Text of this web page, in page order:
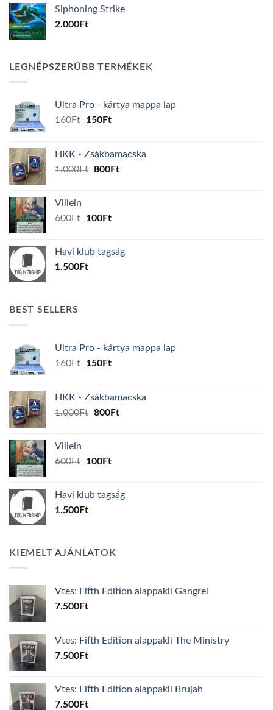
Siphoning Strike
2.000Ft
LEGNÉPSZERŰBB TERMÉKEK
Ultra Pro - kártya mappa lap
160Ft
Original
160Ft.
150FtCurrent
150Ft.
HKK - Zsákbamacska
1.000Ft Original
800FtCurrent
Villein
600Ft
Original
600Ft.
100FtCurrent
100Ft.
Havi klub tagság
1.500Ft
BEST SELLERS
Ultra Pro - kártya mappa lap
160Ft
Original
160Ft.
150FtCurrent
150Ft.
HKK - Zsákbamacska
1.000Ft Original
800FtCurrent
Villein
600Ft
Original
600Ft.
100FtCurrent
100Ft.
Havi klub tagság
1.500Ft
KIEMELT AJÁNLATOK
Vtes: Fifth Edition alappakli Gangrel
7.500Ft
Vtes: Fifth Edition alappakli The Ministry
7.500Ft
Vtes: Fifth Edition alappakli Brujah
7.500Ft